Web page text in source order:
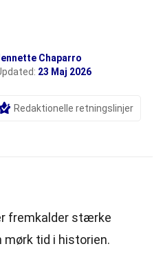
Chaparro
23 Maj 2026
Redaktionelle retningslinjer
fremkalder stærke
mørk tid i historien.